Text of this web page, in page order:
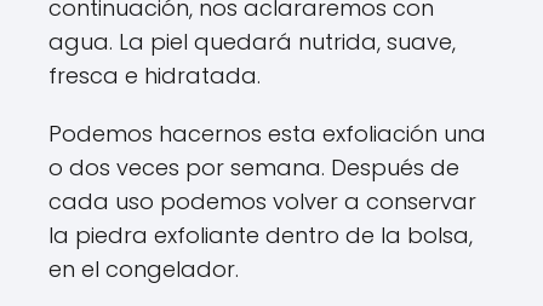
continuación, nos aclararemos con
agua. La piel quedará nutrida, suave,
fresca e hidratada.
Podemos hacernos esta exfoliación una
o dos veces por semana. Después de
cada uso podemos volver a conservar
la piedra exfoliante dentro de la bolsa,
en el congelador.